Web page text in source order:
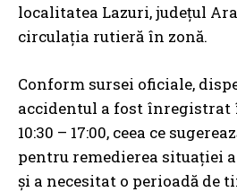
localitatea Lazuri, județul
circulația rutieră în zonă.
Conform sursei oficiale,
accidentul a fost
10:30 – 17:00, ceea ce
pentru remedierea situației
și a necesitat o perioadă de